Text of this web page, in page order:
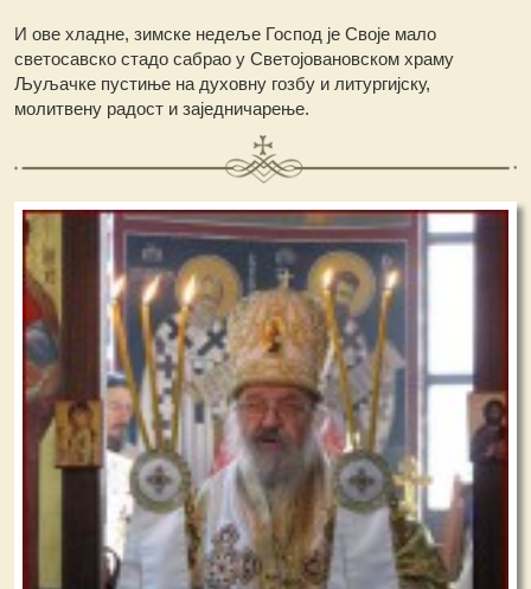
И ове хладне, зимске недеље Господ је Своје мало
светосавско стадо сабрао у Светојовановском храму
Љуљачке пустиње на духовну гозбу и литургијску,
молитвену радост и заједничарење.